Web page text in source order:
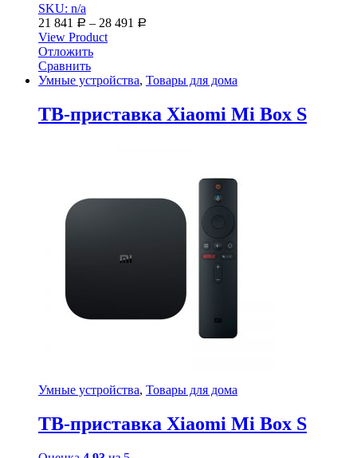
SKU: n/a
21 841
Р – 28 491 Р
View Product
Отложить
Сравнить
Умные устройства, Товары для дома
ТВ-приставка Xiaomi Mi Box S
Умные устройства, Товары для дома
ТВ-приставка Xiaomi Mi Box S